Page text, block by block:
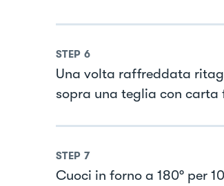
STEP 6
Una volta raffreddata
sopra una teglia con carta
STEP 7
Cuoci in forno a 180° per